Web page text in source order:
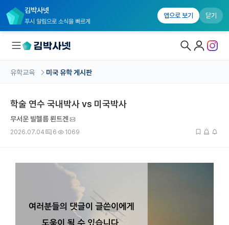
김박사넷
푸시 알림으로 소식을 빠르게
앱으로 보기 닫기
국내대학원 정보
유학교육 홈
유학교육 미국 유학 게시판
학술 연수 국내박사 vs 미국박사
무서운 빌헬름 뢴트겐
2026.07.04 6 1069